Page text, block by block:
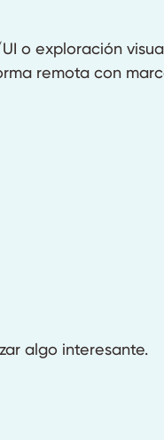
o exploración
remota con
algo interesante.